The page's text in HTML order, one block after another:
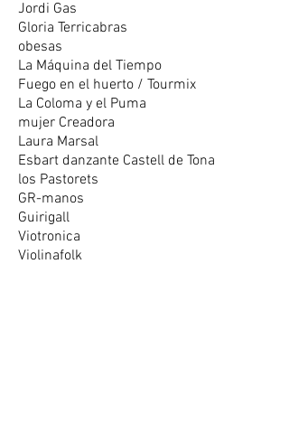
Jordi Gas
Gloria Terricabras
obesas
La Máquina del Tiempo
Fuego en el huerto / Tourmix
La Coloma y el Puma
mujer Creadora
Laura Marsal
Esbart danzante Castell de Tona
los Pastorets
GR-manos
Guirigall
Viotronica
Violinafolk